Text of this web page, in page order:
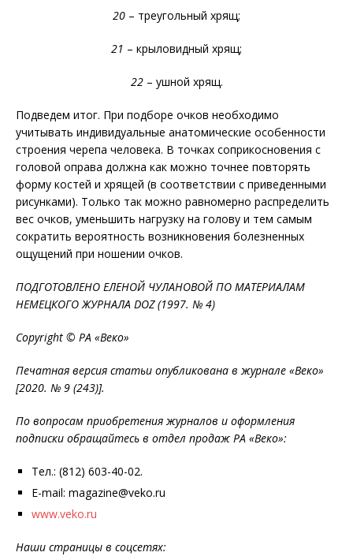
20 – треугольный хрящ;
21 – крыловидный хрящ;
22– ушной хрящ.
Подведем итог. При подборе очков необходимо
учитывать индивидуальные анатомические особенности
строения черепа человека. В точках соприкосновения с
головой оправа должна как можно точнее повторять
форму костей и хрящей (в соответствии с приведенными
рисунками). Только так можно равномерно распределить
вес очков, уменьшить нагрузку на голову и тем самым
сократить вероятность возникновения болезненных
ощущений при ношении очков.
ПОДГОТОВЛЕНО ЕЛЕНОЙ ЧУЛАНОВОЙ ПО МАТЕРИАЛАМ
НЕМЕЦКОГО ЖУРНАЛА DOZ (1997. № 4)
Copyright © РА «Веко»
Печатная версия статьи опубликована в журнале «Веко»
[2020. № 9 (243)].
По вопросам приобретения журналов и оформления
подписки обращайтесь в отдел продаж РА «Веко»:
Тел.: (812) 603-40-02.
E-mail: magazine@veko.ru
www.veko.ru
Наши страницы в соцсетях: